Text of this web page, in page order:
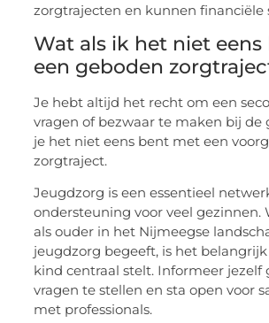
zorgtrajecten en kunnen financiële
Wat als ik het niet
een geboden
Je hebt altijd het recht om een
vragen of bezwaar te maken bij de
je het niet eens bent met een
zorgtraject.
Jeugdzorg is een essentieel
ondersteuning voor veel gezinnen.
als ouder in het Nijmeegse
jeugdzorg begeeft, is het
kind centraal stelt. Informeer jezelf
vragen te stellen en sta open voor
met professionals.